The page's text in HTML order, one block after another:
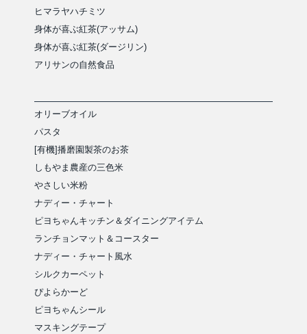
ヒマラヤハチミツ
身体が喜ぶ紅茶(アッサム)
身体が喜ぶ紅茶(ダージリン)
アリサンの自然食品
オリーブオイル
パスタ
[有機]播磨園製茶のお茶
しもやま農産の三色米
やさしい米粉
ナディー・チャート
ピヨちゃんキッチン＆ダイニングアイテム
ランチョンマット＆コースター
ナディー・チャート風水
シルクカーペット
ぴよらかーど
ピヨちゃんシール
マスキングテープ